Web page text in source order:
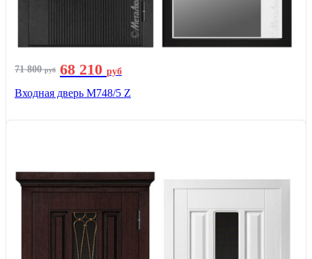
71 800руб 68 210 руб
Входная дверь М748/5 Z